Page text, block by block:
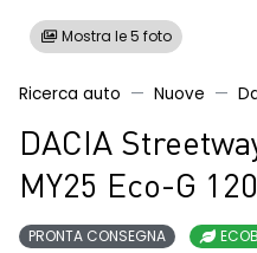
Mostra le 5 foto
Ricerca auto Nuove
DACIA
MY25 Eco-G 120
PRONTA CONSEGNA